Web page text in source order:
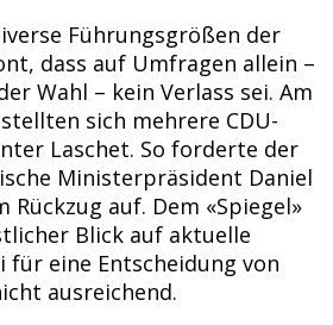
Führungsgrößen der
dass auf Umfragen allein –
Wahl – kein Verlass sei. Am
sich mehrere CDU-
Laschet. So forderte der
Ministerpräsident Daniel
Rückzug auf. Dem «Spiegel»
Blick auf aktuelle
für eine Entscheidung von
ausreichend.